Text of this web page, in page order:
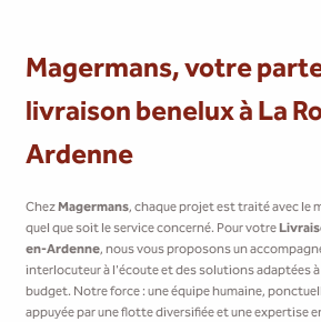
Magermans, votre
livraison benelux à La
Ardenne
ChezMagermans, chaque projet est traité avec le
quel que soit le service concerné. Pour votre
en-Ardenne, nous vous proposons un
interlocuteur à l'écoute et des solutions adaptées
budget. Notre force : une équipe humaine,
appuyée par une flotte diversifiée et une expertise